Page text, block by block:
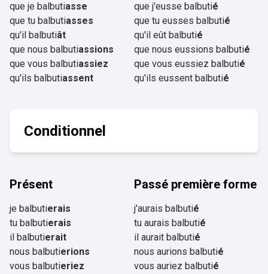
que je balbutiasse
que tu balbutiasses
qu'il balbutiât
que nous balbutiassions
que vous balbutiassiez
qu'ils balbutiassent
que j'eusse balbutié
que tu eusses balbutié
qu'il eût balbutié
que nous eussions balbutié
que vous eussiez balbutié
qu'ils eussent balbutié
Conditionnel
Présent
je balbutierais
tu balbutierais
il balbutierait
nous balbutierions
vous balbutieriez
Passé première forme
j'aurais balbutié
tu aurais balbutié
il aurait balbutié
nous aurions balbutié
vous auriez balbutié